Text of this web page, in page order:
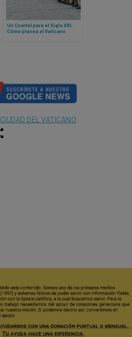
Un Cuartel para el Siglo XXI:
Cómo planea el Vaticano
CIUDAD DEL VATICANO